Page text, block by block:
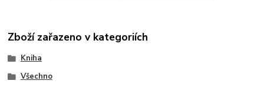
Zboží zařazeno v kategoriích
Kniha
Všechno